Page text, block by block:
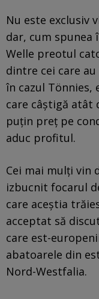
Nu este exclusiv
dar, cum spunea
Welle preotul
dintre cei care
în cazul Tönnies,
care câștigă atât
puțin preț pe
aduc profitul.
Cei mai mulți vin
izbucnit focarul
care aceștia
acceptat să
care est-
abatoarele din
Nord-Westfalia.